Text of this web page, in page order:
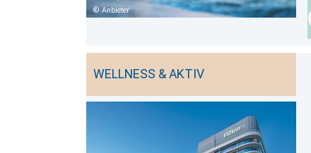
Anbieter
WELLNESS & AKTIV